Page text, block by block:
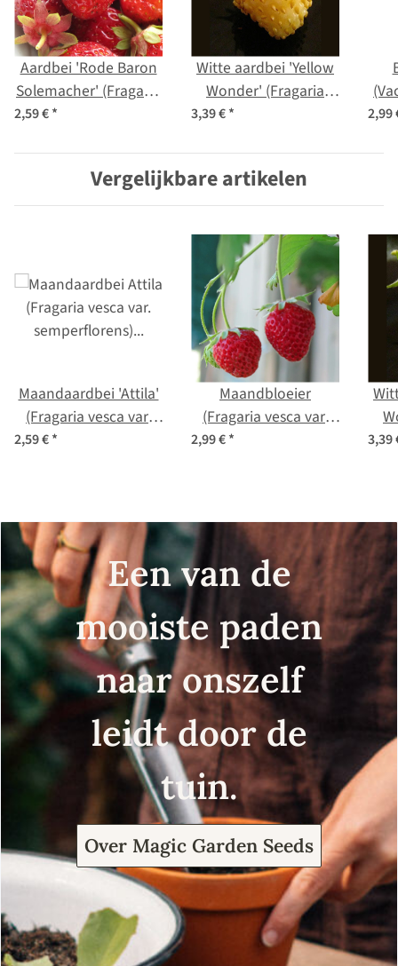
Aardbei 'Rode Baron
Solemacher' (Fragaria
2,59 €*
Witte aardbei 'Yellow
Wonder' (Fragaria
vesca) zaden
3,39 €* 2,99
Vergelijkbare artikelen
Maandaardbei 'Attila'
(Fragaria vesca var.
semperflorens) zaden
2,59 €*
Maandbloeier
(Fragaria vesca var.
semperflorens) bio
2,99 €* 3,39
Een van de
mooiste paden
naar onszelf
leidt door de
tuin.
Over Magic Garden Seeds